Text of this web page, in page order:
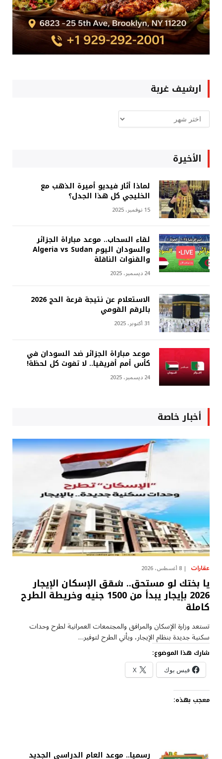
ارشيف غربة
ارشيف
غربة
الأخيرة
لماذا أثار فيديو أميرة الذهب مع
الخليجي كل هذا الجدل؟
15 نوفمبر، 2025
لقاء السحاب.. موعد مباراة الجزائر
والسودان اليوم Algeria vs Sudan
والقنوات الناقلة
24 ديسمبر، 2025
الاستعلام عن نتيجة قرعة الحج 2026
بالرقم القومي
31 أكتوبر، 2025
موعد مباراة الجزائر ضد السودان في
كأس أمم أفريقيا.. لا تفوت كل لحظة!
24 ديسمبر، 2025
أخبار خاصة
عقارات 8 أغسطس، 2026
يا بختك لو مستحق.. شقق الإسكان الإيجار
2026 بإيجار يبدأ من 1500 جنيه وخريطة الطرح
كاملة
تستعد وزارة الإسكان والمرافق والمجتمعات العمرانية لطرح وحدات
سكنية جديدة بنظام الإيجار، ويأتي الطرح لتوفير…
شارك هذا الموضوع:
فيس بوك X
معجب بهذه:
رسميا.. موعد العام الدراسي الجديد